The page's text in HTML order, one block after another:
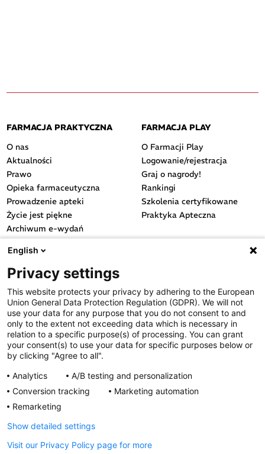
FARMACJA PRAKTYCZNA
O nas
Aktualności
Prawo
Opieka farmaceutyczna
Prowadzenie apteki
Życie jest piękne
Archiwum e-wydań
Przydatne linki
FARMACJA PLAY
O Farmacji Play
Logowanie/rejestracja
Graj o nagrody!
Rankingi
Szkolenia certyfikowane
Praktyka Apteczna
OGÓLNE
Polityka prywatności
Regulamin serwisu
Regulamin konkursu
Farmacja Play
Regulamin konkursu Lakcid
Regulamin konkursu Acard
Regulamin konkursu Biotebal
Regulamin konkursu Asmenol
Kontakt
PRODUKTY POLPHARMY
English
Privacy settings
This website protects your privacy by adhering to the European
Union General Data Protection Regulation (GDPR). We will not
use your data for any purpose that you do not consent to and
only to the extent not exceeding data which is necessary in
relation to a specific purpose(s) of processing. You can grant
your consent(s) to use your data for specific purposes below or
by clicking "Agree to all".
Analytics
A/B testing and personalization
Conversion tracking
Marketing automation
Remarketing
Show detailed settings
Visit our Privacy Policy page for more